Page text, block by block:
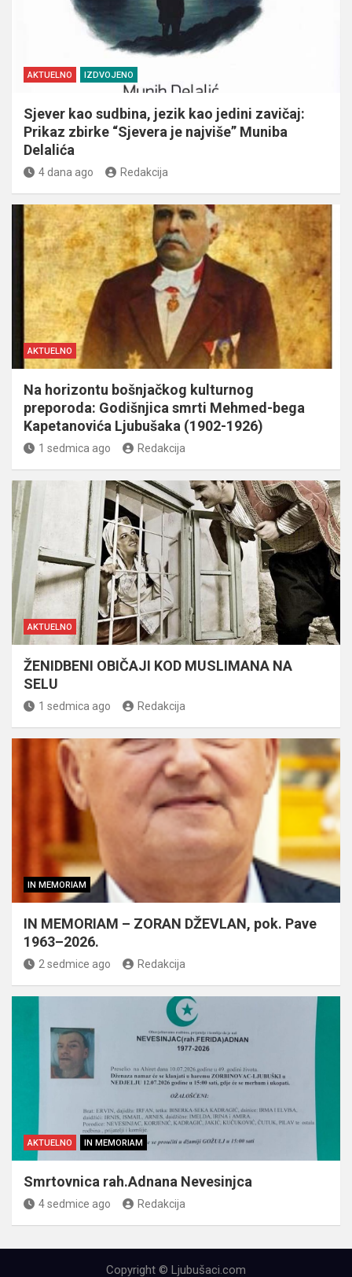
AKTUELNO IZDVOJENO
Sjever kao sudbina, jezik kao jedini zavičaj:
Prikaz zbirke “Sjevera je najviše” Muniba
Delalića
4 dana ago Redakcija
AKTUELNO
Na horizontu bošnjačkog kulturnog
preporoda: Godišnjica smrti Mehmed-bega
Kapetanovića Ljubušaka (1902-1926)
1 sedmica ago Redakcija
AKTUELNO
ŽENIDBENI OBIČAJI KOD MUSLIMANA NA
SELU
1 sedmica ago Redakcija
IN MEMORIAM
IN MEMORIAM – ZORAN DŽEVLAN, pok. Pave
1963–2026.
2 sedmice ago Redakcija
AKTUELNO IN MEMORIAM
Smrtovnica rah.Adnana Nevesinjca
4 sedmice ago Redakcija
Copyright © Ljubušaci.com